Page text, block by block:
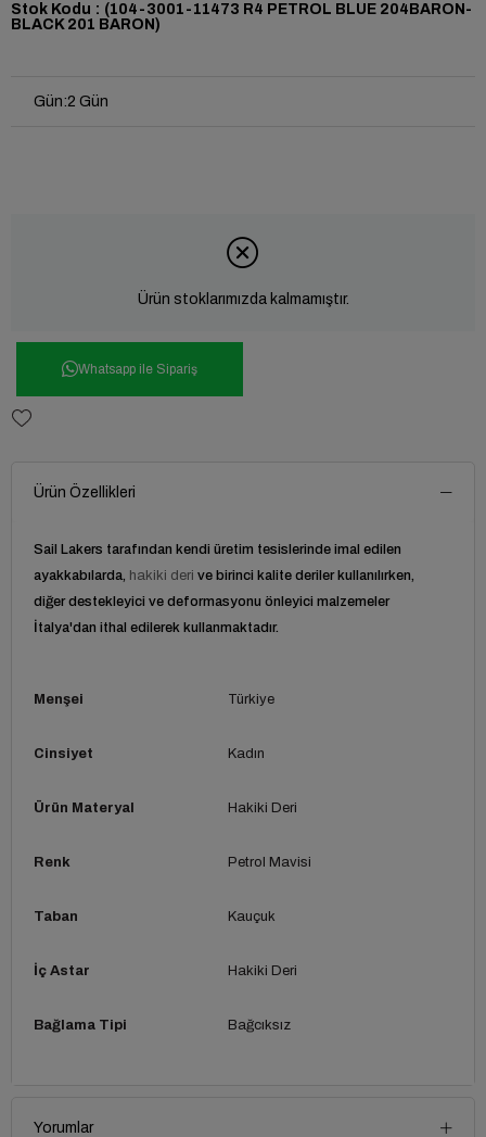
Stok Kodu
(104-3001-11473 R4 PETROL BLUE 204BARON-
BLACK 201 BARON)
Gün:2 Gün
Ürün stoklarımızda kalmamıştır.
Whatsapp ile Sipariş
Ürün Özellikleri
Sail Lakers tarafından kendi üretim tesislerinde imal edilen
ayakkabılarda, hakiki deri ve birinci kalite deriler kullanılırken,
diğer destekleyici ve deformasyonu önleyici malzemeler
İtalya'dan ithal edilerek kullanmaktadır.
Menşei Türkiye
Cinsiyet Kadın
Ürün Materyal Hakiki Deri
Renk Petrol Mavisi
Taban Kauçuk
İç Astar Hakiki Deri
Bağlama Tipi Bağcıksız
Yorumlar